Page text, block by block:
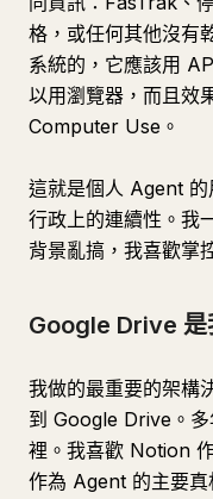
格，或任何其他沒有
系統的，它應該用
以用瀏覽器，而且效
Computer Use。
這就是個人 Agent 的
行政上的連續性。我
背景亂搞，我喜歡掌
Google Drive 是
我做的最重要的架構
到 Google Drive。
裡。我喜歡 Notion
作為 Agent 的主要